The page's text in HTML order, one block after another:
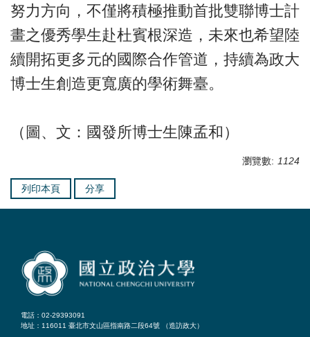
努力方向，不僅將積極推動首批雙聯博士計
畫之優秀學生赴杜賓根深造，未來也希望陸
續開拓更多元的國際合作管道，持續為政大
博士生創造更寬廣的學術舞臺。
（圖、文：國發所博士生陳孟和）
瀏覽數: 1124
列印本頁 分享
電話：02-29393091
地址：116011 臺北市文山區指南路二段64號 （造訪政大）